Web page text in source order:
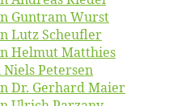
Gun­tram Wurst
Lutz Scheufler
Hel­mut Matthies
Petersen
Dr. Ger­hard Maier